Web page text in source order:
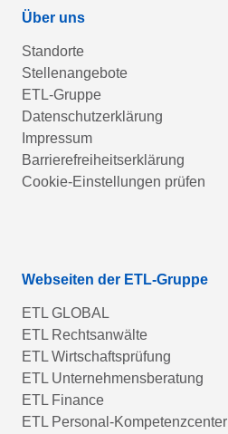
Über uns
Standorte
Stellenangebote
ETL-Gruppe
Datenschutzerklärung
Impressum
Barrierefreiheitserklärung
Cookie-Einstellungen prüfen
Webseiten der ETL-Gruppe
ETL GLOBAL
ETL Rechtsanwälte
ETL Wirtschaftsprüfung
ETL Unternehmensberatung
ETL Finance
ETL Personal-Kompetenzcenter